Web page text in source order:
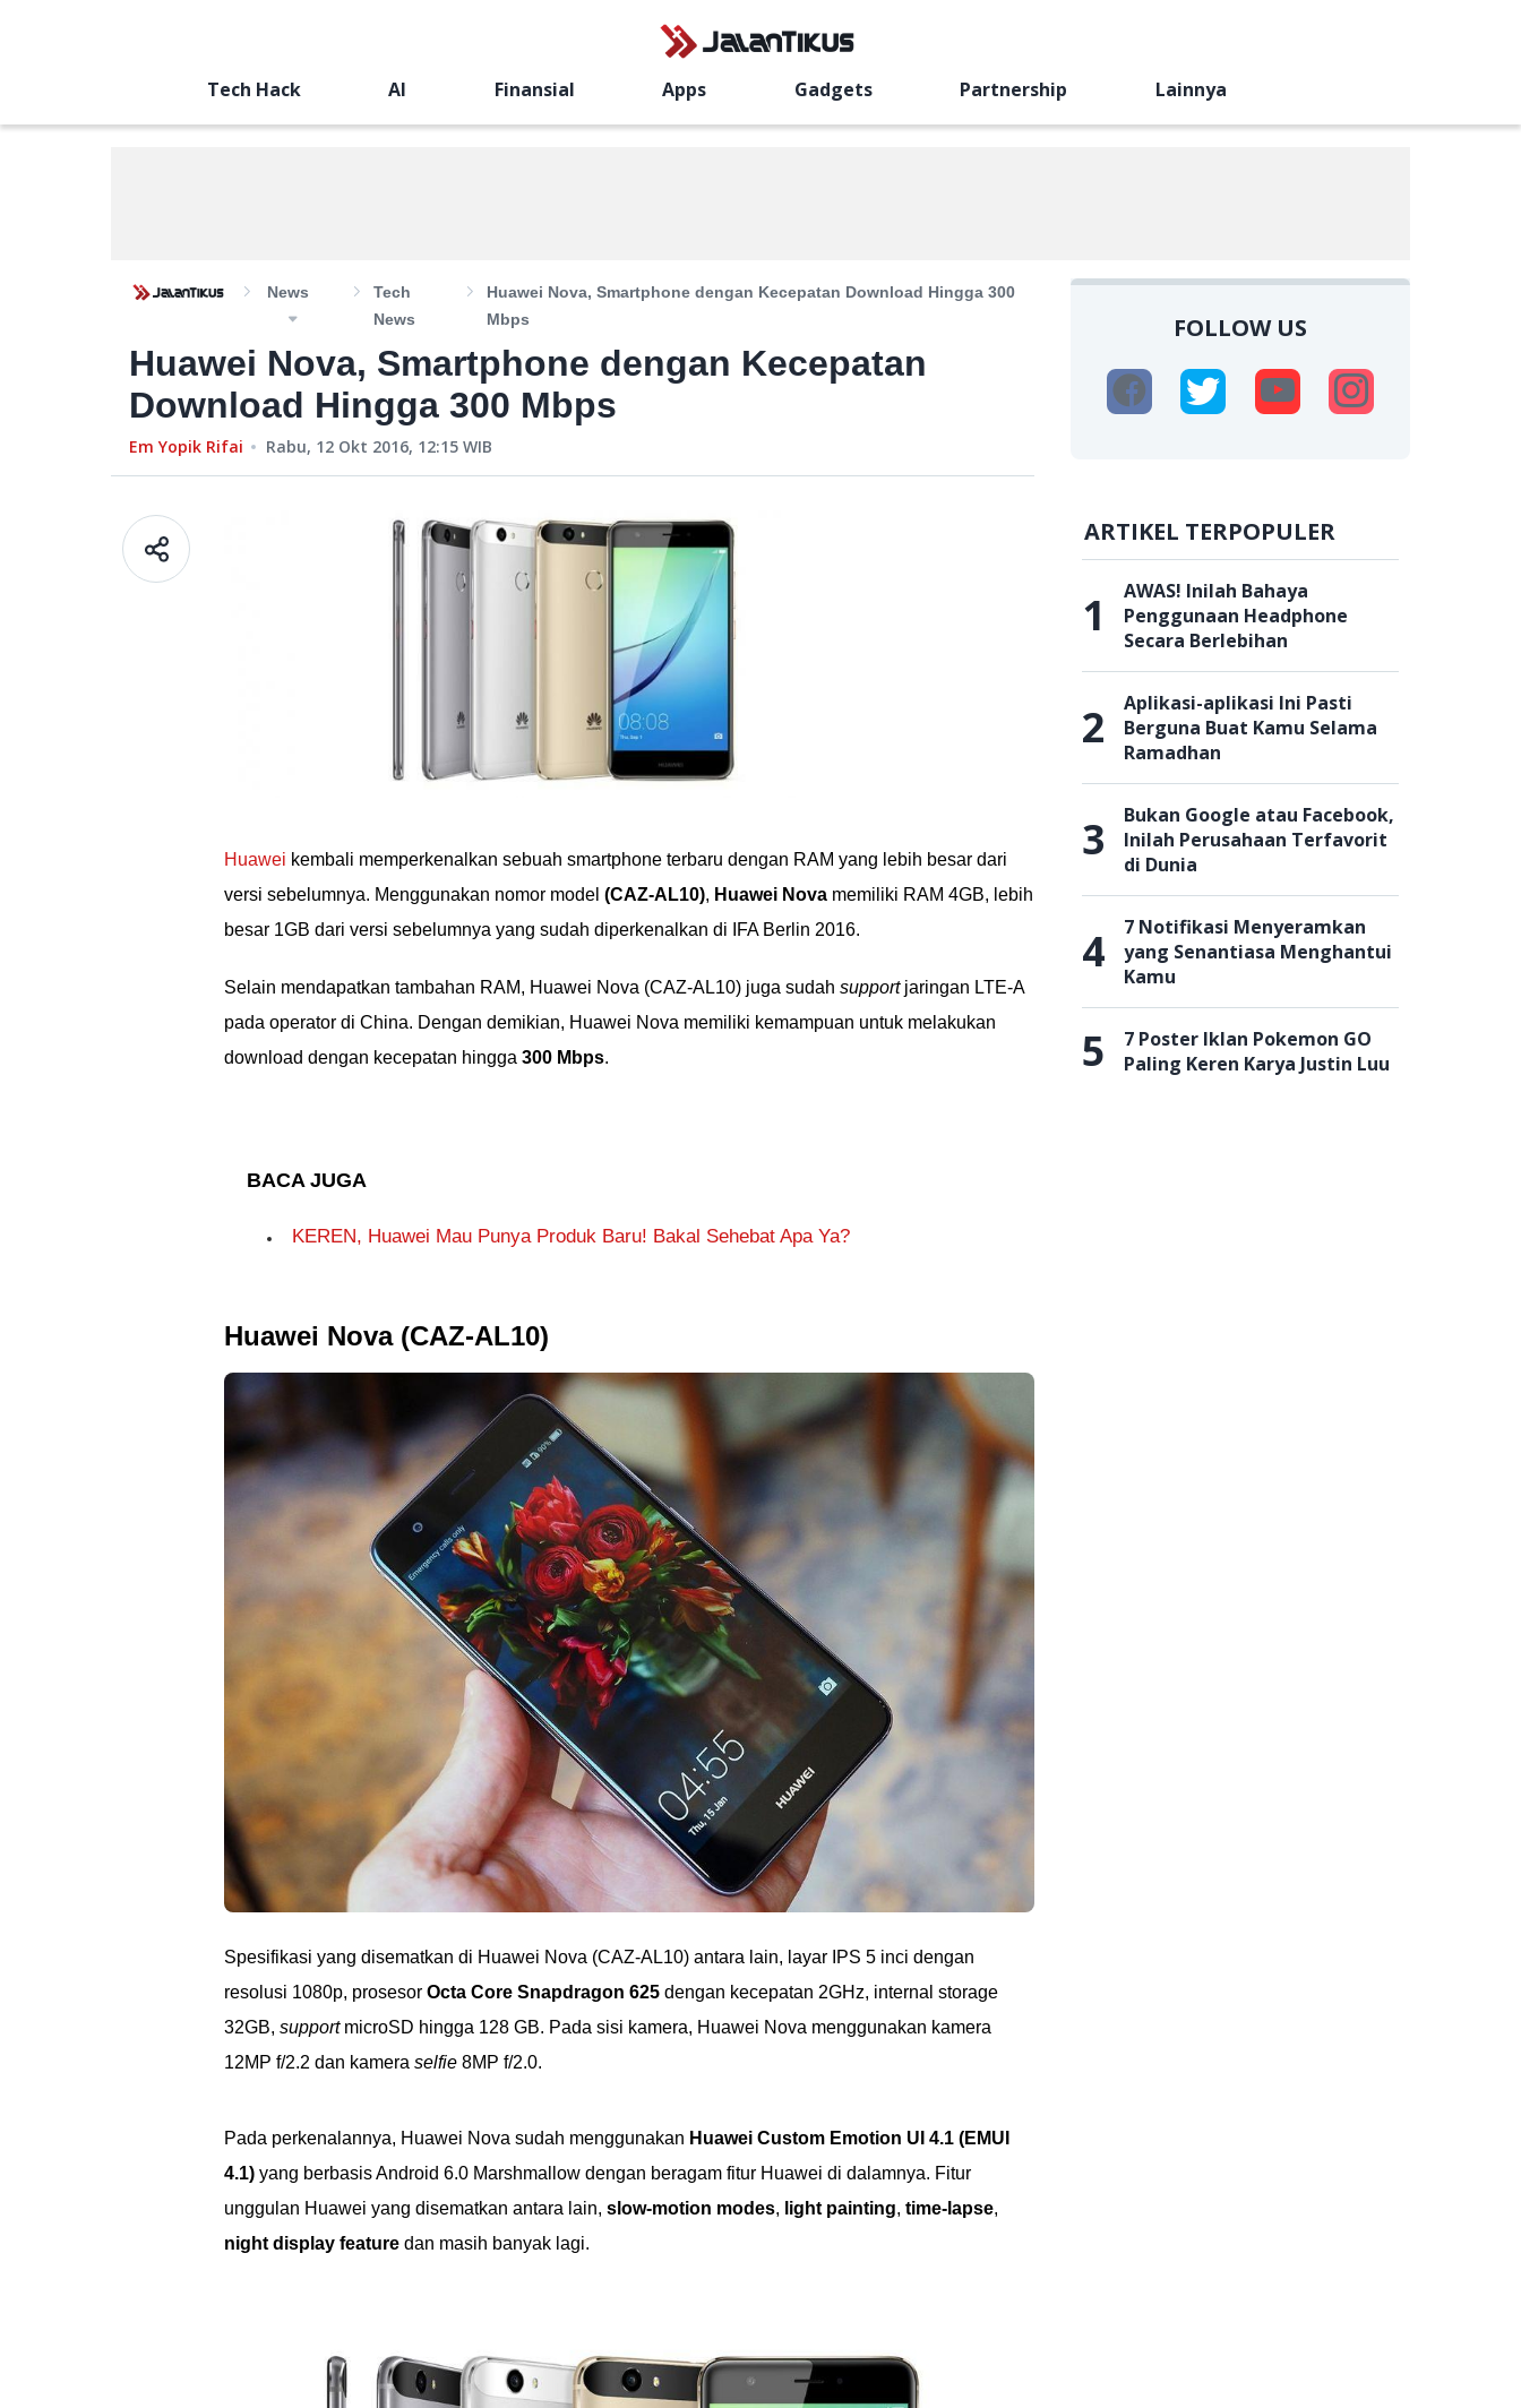
Tech Hack AI Finansial Apps Gadgets Partnership Lainnya
News
Tech
News
Huawei Nova, Smartphone dengan Kecepatan Download Hingga 300
Mbps
Huawei Nova, Smartphone dengan Kecepatan
Download Hingga 300 Mbps
Em Yopik Rifai Rabu, 12 Okt 2016, 12:15 WIB
Huawei kembali memperkenalkan sebuah smartphone terbaru dengan RAM yang lebih besar dari
versi sebelumnya. Menggunakan nomor model (CAZ-AL10), Huawei Nova memiliki RAM 4GB, lebih
besar 1GB dari versi sebelumnya yang sudah diperkenalkan di IFA Berlin 2016.
Selain mendapatkan tambahan RAM, Huawei Nova (CAZ-AL10) juga sudah supportjaringan LTE-A
pada operator di China. Dengan demikian, Huawei Nova memiliki kemampuan untuk melakukan
download dengan kecepatan hingga 300 Mbps.
BACA JUGA
KEREN, Huawei Mau Punya Produk Baru! Bakal Sehebat Apa Ya?
Huawei Nova (CAZ-AL10)
Spesifikasi yang disematkan di Huawei Nova (CAZ-AL10) antara lain, layar IPS 5 inci dengan
resolusi 1080p, prosesor Octa Core Snapdragon 625 dengan kecepatan 2GHz, internal storage
32GB, supportmicroSD hingga 128 GB. Pada sisi kamera, Huawei Nova menggunakan kamera
12MP f/2.2 dan kamera selfie 8MP f/2.0.
Pada perkenalannya, Huawei Nova sudah menggunakan Huawei Custom Emotion UI 4.1 (EMUI
4.1) yang berbasis Android 6.0 Marshmallow dengan beragam fitur Huawei di dalamnya. Fitur
unggulan Huawei yang disematkan antara lain, slow-motion modes, light painting, time-lapse,
night display feature dan masih banyak lagi.
FOLLOW US
ARTIKEL TERPOPULER
1
AWAS! Inilah Bahaya
Penggunaan Headphone
Secara Berlebihan
2
Aplikasi-aplikasi Ini Pasti
Berguna Buat Kamu Selama
Ramadhan
3
Bukan Google atau Facebook,
Inilah Perusahaan Terfavorit
di Dunia
4
7 Notifikasi Menyeramkan
yang Senantiasa Menghantui
Kamu
5
7 Poster Iklan Pokemon GO
Paling Keren Karya Justin Luu